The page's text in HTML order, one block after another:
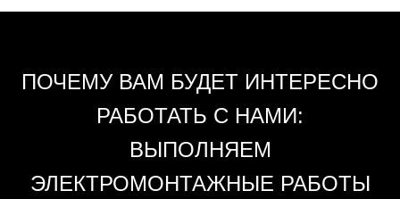
ПОЧЕМУ ВАМ БУДЕТ ИНТЕРЕСНО
РАБОТАТЬ С НАМИ:
ВЫПОЛНЯЕМ
ЭЛЕКТРОМОНТАЖНЫЕ РАБОТЫ